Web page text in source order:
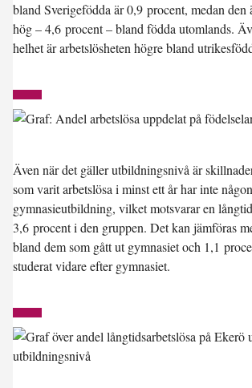
bland Sverigefödda är 0,9 procent, medan den
hög – 4,6 procent – bland födda utomlands.
helhet är arbetslösheten högre bland
Även när det gäller utbildningsnivå är
som varit arbetslösa i minst ett år har inte någon
gymnasieutbildning, vilket motsvarar en
3,6 procent i den gruppen. Det kan jämföras
bland dem som gått ut gymnasiet och 1,1
studerat vidare efter gymnasiet.